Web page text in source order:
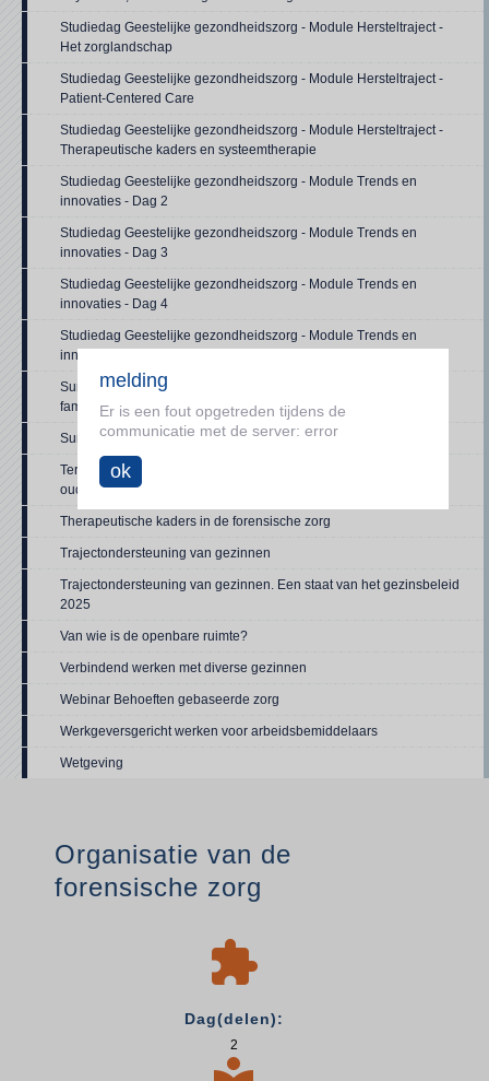
Studiedag Geestelijke gezondheidszorg - Module Hersteltraject -
Het zorglandschap
Studiedag Geestelijke gezondheidszorg - Module Hersteltraject -
Patient-Centered Care
Studiedag Geestelijke gezondheidszorg - Module Hersteltraject -
Therapeutische kaders en systeemtherapie
Studiedag Geestelijke gezondheidszorg - Module Trends en
innovaties - Dag 2
Studiedag Geestelijke gezondheidszorg - Module Trends en
innovaties - Dag 3
Studiedag Geestelijke gezondheidszorg - Module Trends en
innovaties - Dag 4
Studiedag Geestelijke gezondheidszorg - Module Trends en
innovaties - Dag 5
Summer school - Intergenerational relationships in transnational
families
Summer school - Workshop
Terugkomdag 'Creatief aan de slag met levensverhalen in de
ouderenzorg'
Therapeutische kaders in de forensische zorg
Trajectondersteuning van gezinnen
Trajectondersteuning van gezinnen. Een staat van het gezinsbeleid
2025
Van wie is de openbare ruimte?
Verbindend werken met diverse gezinnen
Webinar Behoeften gebaseerde zorg
Werkgeversgericht werken voor arbeidsbemiddelaars
Wetgeving
Organisatie van de
forensische zorg

Dag(delen):
2
melding
Er is een fout opgetreden tijdens de
communicatie met de server: error
ok